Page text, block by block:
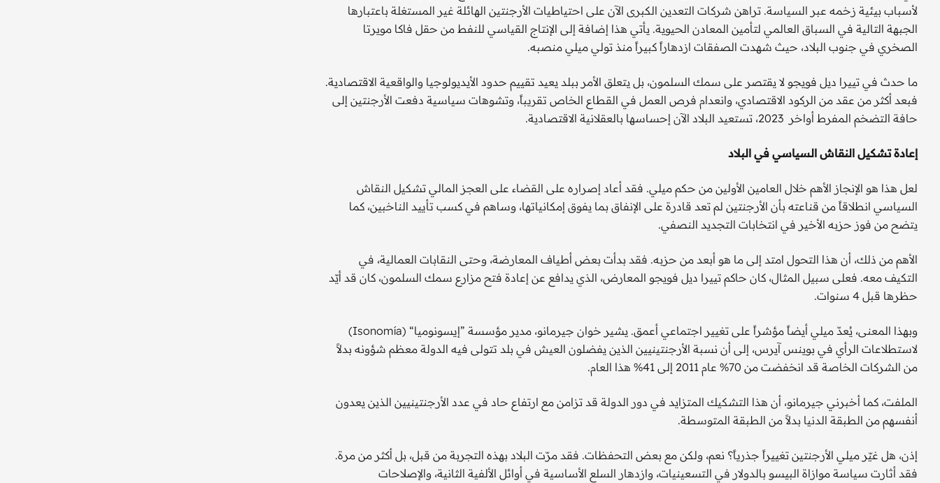
لأسباب بيئية زخمه عبر السياسة. تراهن شركات التعدين الكبرى الآن على احتياطيات الأرجنتين الهائلة غير المستغلة باعتبارها
الجبهة التالية في السباق العالمي لتأمين المعادن الحيوية. يأتي هذا إضافة إلى الإنتاج القياسي للنفط من حقل فاكا مويرتا
الصخري في جنوب البلاد، حيث شهدت الصفقات ازدهاراً كبيراً منذ تولي ميلي منصبه.
ما حدث في تييرا ديل فويجو لا يقتصر على سمك السلمون، بل يتعلق الأمر ببلد يعيد تقييم حدود الأيديولوجيا والواقعية الاقتصادية.
فبعد أكثر من عقد من الركود الاقتصادي، وانعدام فرص العمل في القطاع الخاص تقريباً، وتشوهات سياسية دفعت الأرجنتين إلى
حافة التضخم المفرط أواخر 2023، تستعيد البلاد الآن إحساسها بالعقلانية الاقتصادية.
إعادة تشكيل النقاش السياسي في البلاد
لعل هذا هو الإنجاز الأهم خلال العامين الأولين من حكم ميلي. فقد أعاد إصراره على القضاء على العجز المالي تشكيل النقاش
السياسي انطلاقاً من قناعته بأن الأرجنتين لم تعد قادرة على الإنفاق بما يفوق إمكانياتها، وساهم في كسب تأييد الناخبين، كما
يتضح من فوز حزبه الأخير في انتخابات التجديد النصفي.
الأهم من ذلك، أن هذا التحول امتد إلى ما هو أبعد من حزبه. فقد بدأت بعض أطياف المعارضة، وحتى النقابات العمالية، في
التكيف معه. فعلى سبيل المثال، كان حاكم تييرا ديل فويجو المعارض، الذي يدافع عن إعادة فتح مزارع سمك السلمون، كان قد أيّد
حظرها قبل 4 سنوات.
وبهذا المعنى، يُعدّ ميلي أيضاً مؤشراً على تغيير اجتماعي أعمق. يشير خوان جيرمانو، مدير مؤسسة ”إيسونوميا“ (Isonomía)
لاستطلاعات الرأي في بوينس آيرس، إلى أن نسبة الأرجنتينيين الذين يفضلون العيش في بلد تتولى فيه الدولة معظم شؤونه بدلاً
من الشركات الخاصة قد انخفضت من 70% عام 2011 إلى 41% هذا العام.
الملفت، كما أخبرني جيرمانو، أن هذا التشكيك المتزايد في دور الدولة قد تزامن مع ارتفاع حاد في عدد الأرجنتينيين الذين يعدون
أنفسهم من الطبقة الدنيا بدلاً من الطبقة المتوسطة.
إذن، هل غيّر ميلي الأرجنتين تغييراً جذرياً؟ نعم، ولكن مع بعض التحفظات. فقد مرّت البلاد بهذه التجربة من قبل، بل أكثر من مرة.
فقد أثارت سياسة موازاة البيسو بالدولار في التسعينيات، وازدهار السلع الأساسية في أوائل الألفية الثانية، والإصلاحات